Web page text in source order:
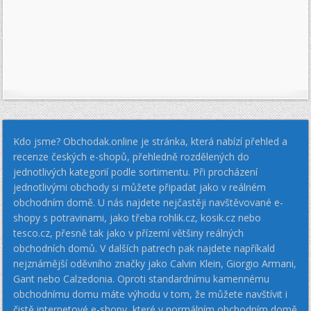
Kdo jsme? Obchodak.online je stránka, která nabízí přehled a
recenze českých e-shopů, přehledně rozdělených do
jednotlivých kategorií podle sortimentu. Při procházení
jednotlivými obchody si můžete připadat jako v reálném
obchodním domě. U nás najdete nejčastěji navštěvované e-
shopy s potravinami, jako třeba rohlik.cz, kosik.cz nebo
tesco.cz, přesně tak jako v přízemí většiny reálných
obchodních domů. V dalších patrech pak najdete napříkald
nejznámější oděvního značky jako Calvin Klein, Giorgio Armani,
Gant nebo Calzedonia. Oproti standardnímu kamennému
obchodnímu domu máte výhodu v tom, že můžete navštívit i